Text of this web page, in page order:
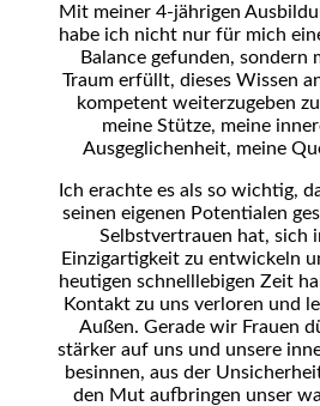
Mit meiner 4-jährigen
habe ich nicht nur für mich
Balance gefunden, sondern
Traum erfüllt, dieses Wissen
kompetent weiterzugeben
meine Stütze, meine
Ausgeglichenheit, meine
Ich erachte es als so wichtig,
seinen eigenen Potentialen
Selbstvertrauen hat, sich
Einzigartigkeit zu entwickeln
heutigen schnelllebigen Zeit
Kontakt zu uns verloren und
Außen. Gerade wir Frauen
stärker auf uns und unsere
besinnen, aus der
den Mut aufbringen unser